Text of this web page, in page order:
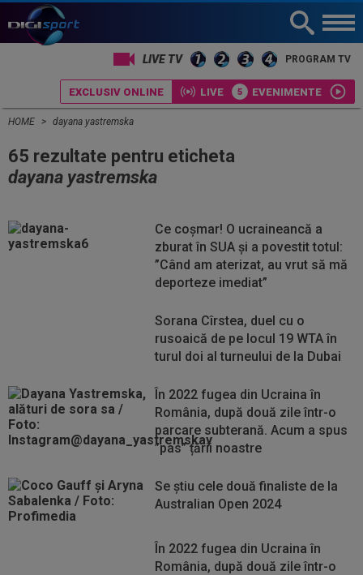
LIVE TV PROGRAM TV
EXCLUSIV ONLINE LIVE EVENIMENTE
HOME dayana yastremska
65 rezultate pentru eticheta
dayana yastremska
Ce coșmar! O ucraineancă a
zburat în SUA și a povestit totul:
”Când am aterizat, au vrut să mă
deporteze imediat”
Sorana Cîrstea, duel cu o
rusoaică de pe locul 19 WTA în
turul doi al turneului de la Dubai
În 2022 fugea din Ucraina în
România, după două zile într-o
parcare subterană. Acum a spus
”pas” țării noastre
Se știu cele două finaliste de la
Australian Open 2024
În 2022 fugea din Ucraina în
România, după două zile într-o